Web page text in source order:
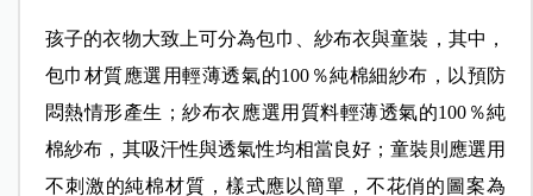
孩子的衣物大致上可分為包巾、紗布衣與童裝，其中，
包巾材質應選用輕薄透氣的100％純棉細紗布，以預防
悶熱情形產生；紗布衣應選用質料輕薄透氣的100％純
棉紗布，其吸汗性與透氣性均相當良好；童裝則應選用
不刺激的純棉材質，樣式應以簡單，不花俏的圖案為